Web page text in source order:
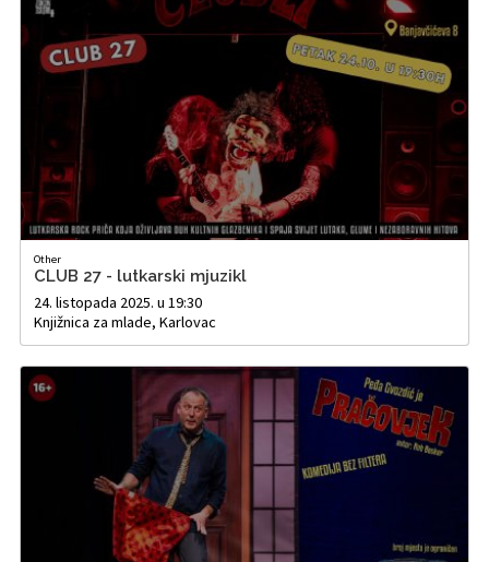
Other
CLUB 27 - lutkarski mjuzikl
24. listopada 2025. u 19:30
Knjižnica za mlade, Karlovac